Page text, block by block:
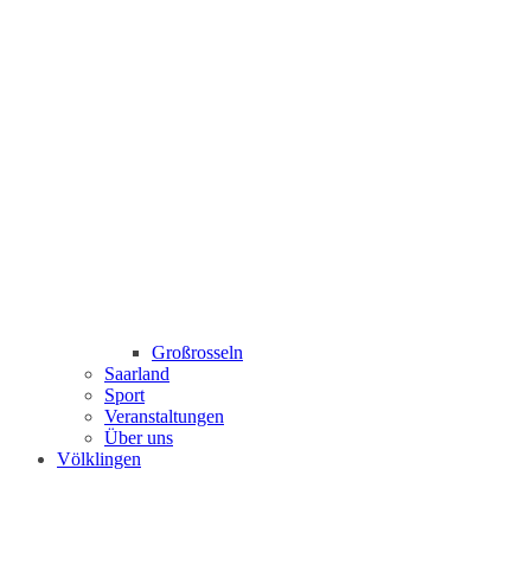
Großrosseln
Saarland
Sport
Veranstaltungen
Über uns
Völklingen